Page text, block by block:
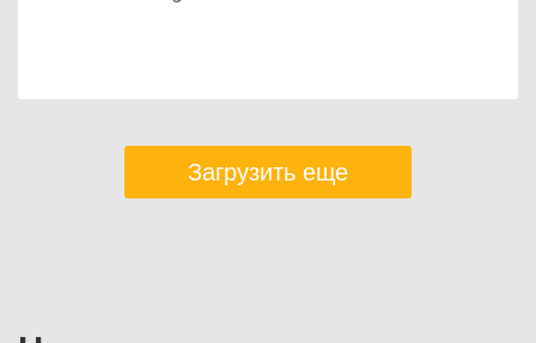
Загрузить еще